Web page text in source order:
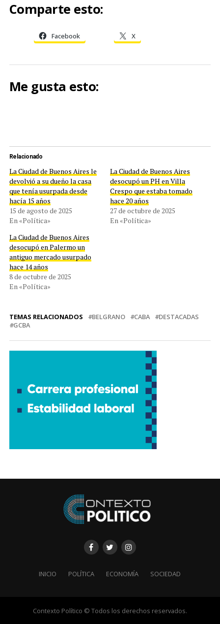
Comparte esto:
Facebook X
Me gusta esto:
Relacionado
La Ciudad de Buenos Aires le
devolvió a su dueño la casa
que tenía usurpada desde
hacía 15 años
15 de agosto de 2025
En «Política»
La Ciudad de Buenos Aires
desocupó un PH en Villa
Crespo que estaba tomado
hace 20 años
27 de octubre de 2025
En «Política»
La Ciudad de Buenos Aires
desocupó en Palermo un
antiguo mercado usurpado
hace 14 años
8 de octubre de 2025
En «Política»
TEMAS RELACIONADOS BELGRANO CABA
DESTACADAS
GCBA
INICIO POLÍTICA ECONOMÍA SOCIEDAD
Contexto Político © Todos los derechos reservados.